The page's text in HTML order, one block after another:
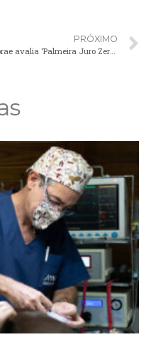
PRÓXIMO
Sebrae avalia ‘Palmeira Juro Zero’, programa inscrito em premiação nacional